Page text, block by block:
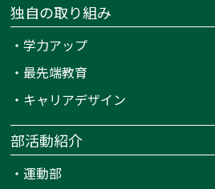
独自の取り組み
・学力アップ
・最先端教育
・ キャリアデザイン
部活動紹介
・運動部